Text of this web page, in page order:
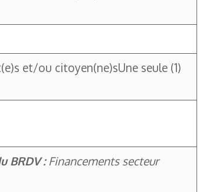
et/ou citoyen(ne)sUne seule (1)
BRDV : Financements secteur